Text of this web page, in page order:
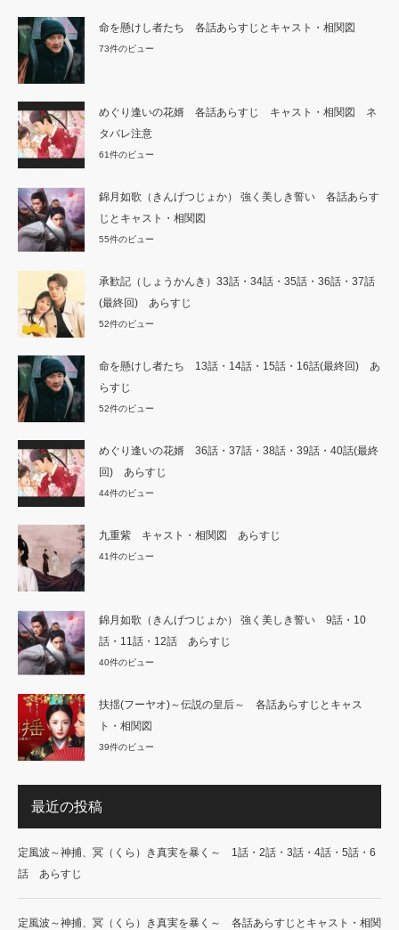
命を懸けし者たち 各話あらすじとキャスト・相関図
73件のビュー
めぐり逢いの花婿 各話あらすじ キャスト・相関図 ネ
タバレ注意
61件のビュー
錦月如歌（きんげつじょか） 強く美しき誓い 各話あらす
じとキャスト・相関図
55件のビュー
承歓記（しょうかんき）33話・34話・35話・36話・37話
(最終回) あらすじ
52件のビュー
命を懸けし者たち 13話・14話・15話・16話(最終回) あ
らすじ
52件のビュー
めぐり逢いの花婿 36話・37話・38話・39話・40話(最終
回) あらすじ
44件のビュー
九重紫 キャスト・相関図 あらすじ
41件のビュー
錦月如歌（きんげつじょか） 強く美しき誓い 9話・10
話・11話・12話 あらすじ
40件のビュー
扶揺(フーヤオ)～伝説の皇后～ 各話あらすじとキャス
ト・相関図
39件のビュー
最近の投稿
定風波～神捕、冥（くら）き真実を暴く～ 1話・2話・3話・4話・5話・6
話 あらすじ
定風波～神捕、冥（くら）き真実を暴く～ 各話あらすじとキャスト・相関